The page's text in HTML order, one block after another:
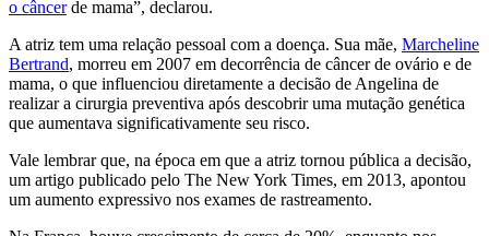
o câncerde mama”, declarou.
A atriz tem uma relação pessoal com a doença. Sua mãe, Marcheline
Bertrand, morreu em 2007 em decorrência de câncer de ovário e de
mama, o que influenciou diretamente a decisão de Angelina de
realizar a cirurgia preventiva após descobrir uma mutação genética
que aumentava significativamente seu risco.
Vale lembrar que, na época em que a atriz tornou pública a decisão,
um artigo publicado pelo The New York Times, em 2013, apontou
um aumento expressivo nos exames de rastreamento.